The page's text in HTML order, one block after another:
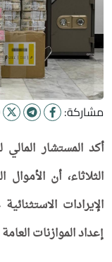
مشاركة:
أكد المستشار
الثلاثاء، أن
الإيرادات
إعداد الموازنات